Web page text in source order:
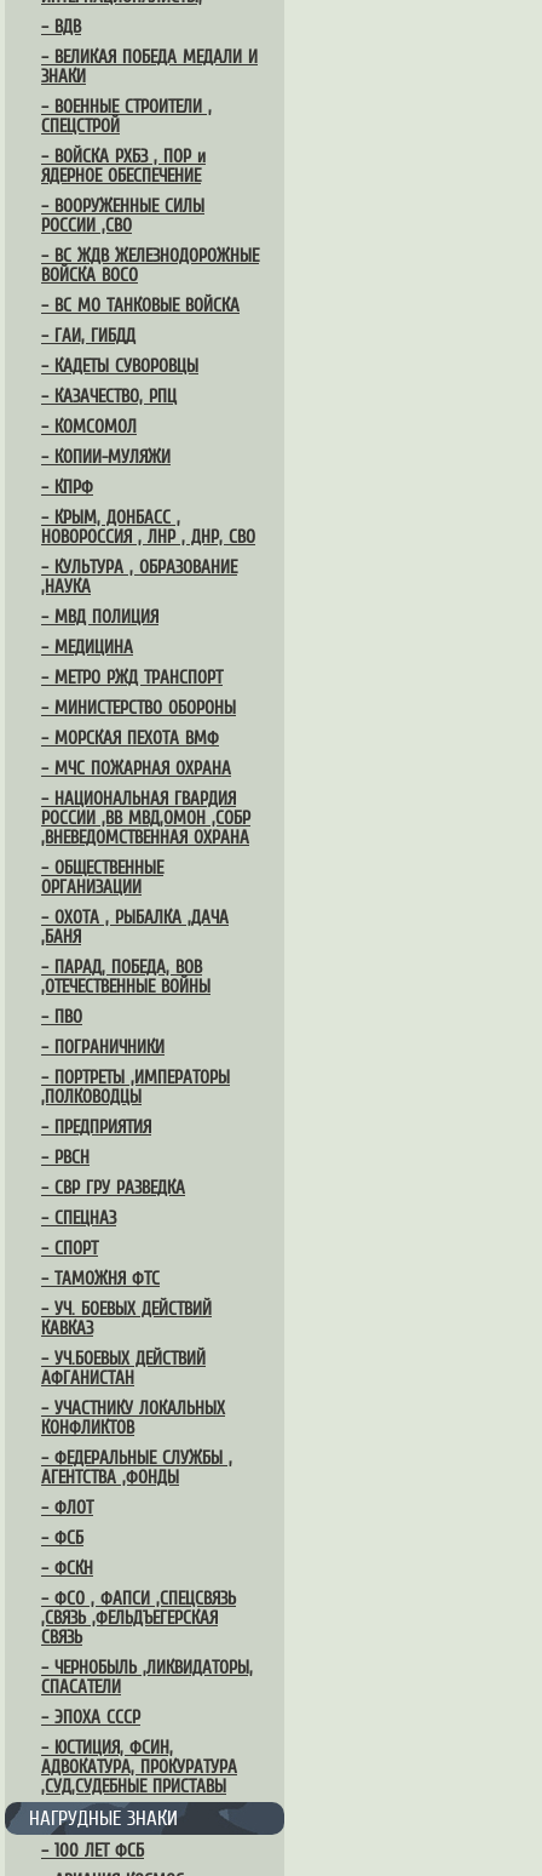
– ВДВ
– ВЕЛИКАЯ ПОБЕДА МЕДАЛИ И
ЗНАКИ
– ВОЕННЫЕ СТРОИТЕЛИ ,
СПЕЦСТРОЙ
– ВОЙСКА РХБЗ , ПОР и
ЯДЕРНОЕ ОБЕСПЕЧЕНИЕ
– ВООРУЖЕННЫЕ СИЛЫ
РОССИИ ,СВО
– ВС ЖДВ ЖЕЛЕЗНОДОРОЖНЫЕ
ВОЙСКА ВОСО
– ВС МО ТАНКОВЫЕ ВОЙСКА
– ГАИ, ГИБДД
– КАДЕТЫ СУВОРОВЦЫ
– КАЗАЧЕСТВО, РПЦ
– КОМСОМОЛ
– КОПИИ-МУЛЯЖИ
– КПРФ
– КРЫМ, ДОНБАСС ,
НОВОРОССИЯ , ЛНР , ДНР, СВО
– КУЛЬТУРА , ОБРАЗОВАНИЕ
,НАУКА
– МВД ПОЛИЦИЯ
– МЕДИЦИНА
– МЕТРО РЖД ТРАНСПОРТ
– МИНИСТЕРСТВО ОБОРОНЫ
– МОРСКАЯ ПЕХОТА ВМФ
– МЧС ПОЖАРНАЯ ОХРАНА
– НАЦИОНАЛЬНАЯ ГВАРДИЯ
РОССИИ ,ВВ МВД,ОМОН ,СОБР
,ВНЕВЕДОМСТВЕННАЯ ОХРАНА
– ОБЩЕСТВЕННЫЕ
ОРГАНИЗАЦИИ
– ОХОТА , РЫБАЛКА ,ДАЧА
,БАНЯ
– ПАРАД, ПОБЕДА, ВОВ
,ОТЕЧЕСТВЕННЫЕ ВОЙНЫ
– ПВО
– ПОГРАНИЧНИКИ
– ПОРТРЕТЫ ,ИМПЕРАТОРЫ
,ПОЛКОВОДЦЫ
– ПРЕДПРИЯТИЯ
– РВСН
– СВР ГРУ РАЗВЕДКА
– СПЕЦНАЗ
– СПОРТ
– ТАМОЖНЯ ФТС
– УЧ. БОЕВЫХ ДЕЙСТВИЙ
КАВКАЗ
– УЧ.БОЕВЫХ ДЕЙСТВИЙ
АФГАНИСТАН
– УЧАСТНИКУ ЛОКАЛЬНЫХ
КОНФЛИКТОВ
– ФЕДЕРАЛЬНЫЕ СЛУЖБЫ ,
АГЕНТСТВА ,ФОНДЫ
– ФЛОТ
– ФСБ
– ФСКН
– ФСО , ФАПСИ ,СПЕЦСВЯЗЬ
,СВЯЗЬ ,ФЕЛЬДЪЕГЕРСКАЯ
СВЯЗЬ
– ЧЕРНОБЫЛЬ ,ЛИКВИДАТОРЫ,
СПАСАТЕЛИ
– ЭПОХА СССР
– ЮСТИЦИЯ, ФСИН,
АДВОКАТУРА, ПРОКУРАТУРА
,СУД,СУДЕБНЫЕ ПРИСТАВЫ
НАГРУДНЫЕ ЗНАКИ
– 100 ЛЕТ ФСБ